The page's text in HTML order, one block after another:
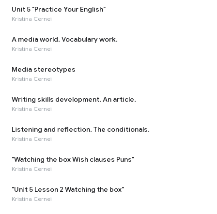
Unit 5 "Practice Your English"
Kristina Cernei
A media world. Vocabulary work.
Kristina Cernei
Media stereotypes
Kristina Cernei
Writing skills development. An article.
Kristina Cernei
Listening and reflection. The conditionals.
Kristina Cernei
"Watching the box Wish clauses Puns"
Kristina Cernei
"Unit 5 Lesson 2 Watching the box"
Kristina Cernei